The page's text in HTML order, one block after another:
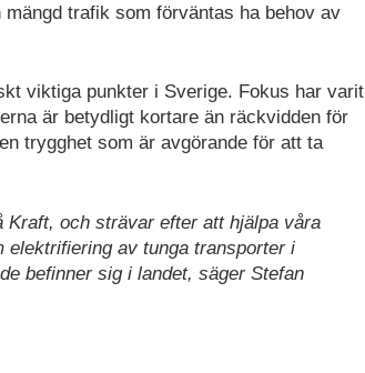
trafik som förväntas ha behov av
viktiga punkter i Sverige. Fokus har varit
är betydligt kortare än räckvidden för
trygghet som är avgörande för att ta
och strävar efter att hjälpa våra
elektrifiering av tunga transporter i
befinner sig i landet, säger Stefan